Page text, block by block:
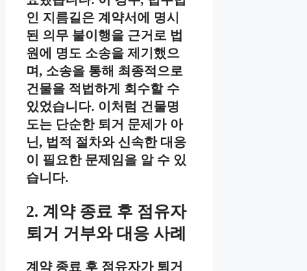
인 지름길은 계약서에 명시
된 의무 불이행을 근거로 법
원에 명도 소송을 제기했으
며, 소송을 통해 최종적으로
건물을 적법하게 회수할 수
있었습니다. 이처럼 건물명
도는 단순한 퇴거 문제가 아
닌, 법적 절차와 신속한 대응
이 필요한 문제임을 알 수 있
습니다.
2. 계약 종료 후 점유자
퇴거 거부와 대응 사례
계약 종료 후 점유자가 퇴거